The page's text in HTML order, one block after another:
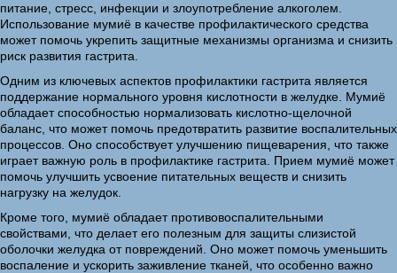
питание, стресс, инфекции и злоупотребление алкоголем.
Использование мумиё в качестве профилактического средства
может помочь укрепить защитные механизмы организма и снизить
риск развития гастрита.
Одним из ключевых аспектов профилактики гастрита является
поддержание нормального уровня кислотности в желудке. Мумиё
обладает способностью нормализовать кислотно-щелочной
баланс, что может помочь предотвратить развитие воспалительных
процессов. Оно способствует улучшению пищеварения, что также
играет важную роль в профилактике гастрита. Прием мумиё может
помочь улучшить усвоение питательных веществ и снизить
нагрузку на желудок.
Кроме того, мумиё обладает противовоспалительными
свойствами, что делает его полезным для защиты слизистой
оболочки желудка от повреждений. Оно может помочь уменьшить
воспаление и ускорить заживление тканей, что особенно важно